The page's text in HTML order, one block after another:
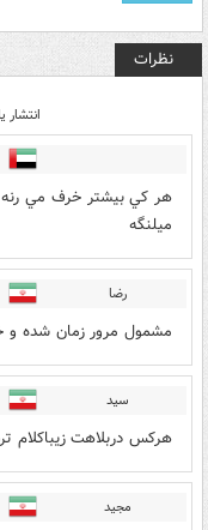
نظرات
انتشار
هر كي بيشتر خرف مي
ميلنگه
رضا
مشمول مرور زمان شده و
سید
هرکس دربلاهت زیباکلام
مجید